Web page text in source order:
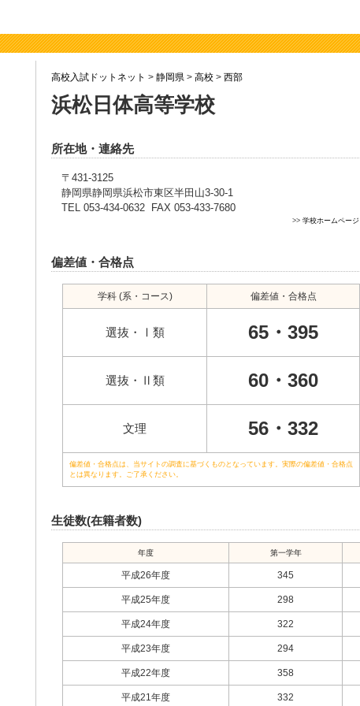
高校入試ドットネット > 静岡県 > 高校 > 西部
浜松日体高等学校
所在地・連絡先
〒431-3125
静岡県静岡県浜松市東区半田山3-30-1
TEL 053-434-0632 FAX 053-433-7680
>> 学校ホームページ
偏差値・合格点
学科 (系・コース) 偏差値・合格点
選抜・Ⅰ類 65・395
選抜・Ⅱ類 60・360
文理 56・332
偏差値・合格点は、当サイトの調査に基づくものとなっています。実際の偏差値・合格点
とは異なります。ご了承ください。
生徒数(在籍者数)
年度 第一学年
平成26年度 345
平成25年度 298
平成24年度 322
平成23年度 294
平成22年度 358
平成21年度 332